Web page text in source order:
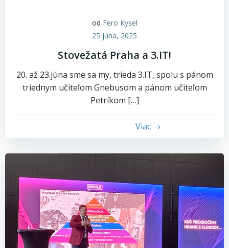
od Fero Kysel
25 júna, 2025
Stovežatá Praha a 3.IT!
20. až 23.júna sme sa my, trieda 3.IT, spolu s pánom
triednym učiteľom Gnebusom a pánom učiteľom
Petríkom […]
Viac